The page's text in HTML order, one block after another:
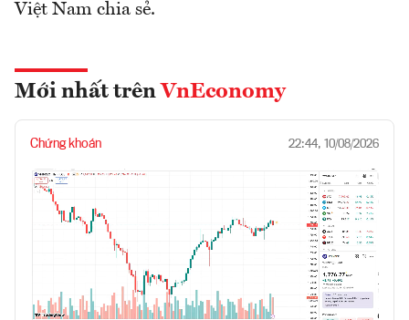
Việt Nam chia sẻ.
Mới nhất trên VnEconomy
Chứng khoán 22:44, 10/08/2026